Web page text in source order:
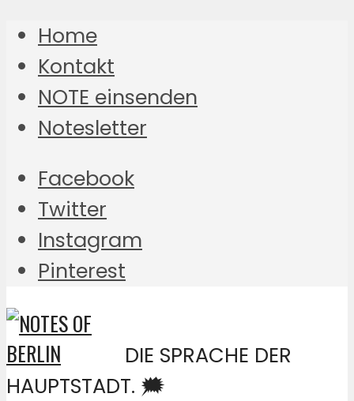
Home
Kontakt
NOTE einsenden
Notesletter
Facebook
Twitter
Instagram
Pinterest
DIE SPRACHE DER
HAUPTSTADT. 🗯️